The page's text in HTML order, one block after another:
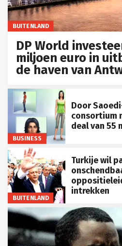
BUITENLAND
DP World
miljoen euro in
de haven van
BUSINESS
Door
consortium
deal van 55
BUITENLAND
Turkije wil
intrekken